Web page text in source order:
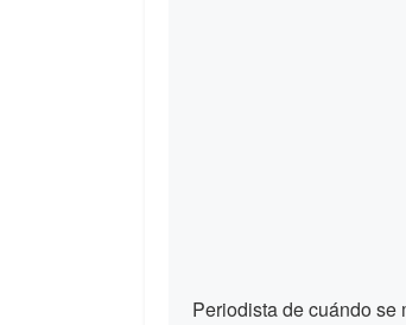
Periodista de cuándo se